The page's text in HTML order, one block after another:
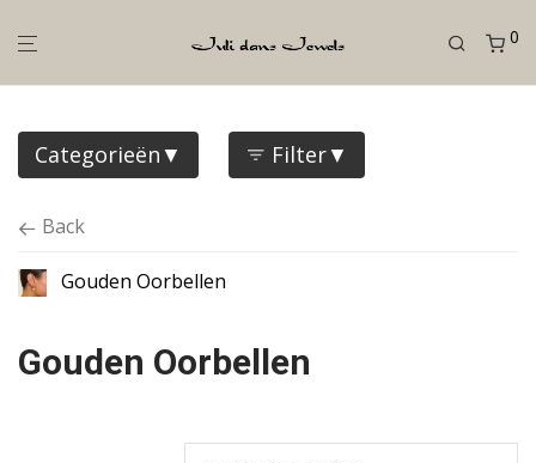
0
Categorieën Filter
Back
Gouden Oorbellen
Gouden Oorbellen